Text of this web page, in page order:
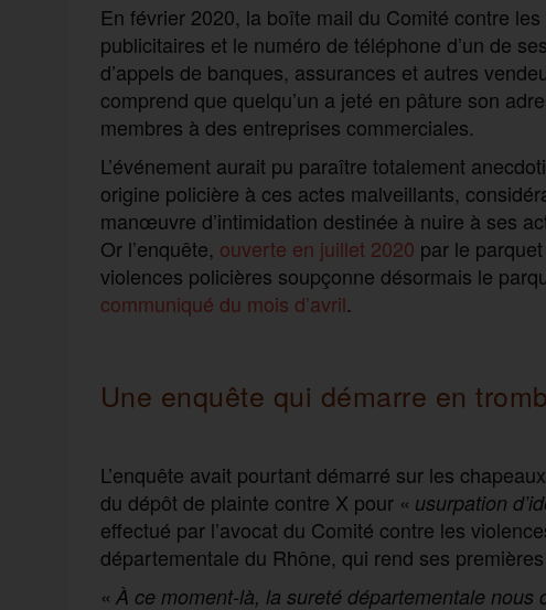
En février 2020, la boîte mail du Comité contre
publicitaires et le numéro de téléphone d’un de
d’appels de banques, assurances et autres
comprend que quelqu’un a jeté en pâture son
membres à des entreprises commerciales.
L’événement aurait pu paraître totalement
origine policière à ces actes malveillants,
manœuvre d’intimidation destinée à nuire à ses
Or l’enquête, ouverte en juillet 2020 par le
violences policières soupçonne désormais le
communiqué du mois d’avril.
Une enquête qui démarre en
L’enquête avait pourtant démarré sur les
du dépôt de plainte contre X pour « usurpation
effectué par l’avocat du Comité contre les
départementale du Rhône, qui rend ses
« À ce moment-là, la sureté départementale